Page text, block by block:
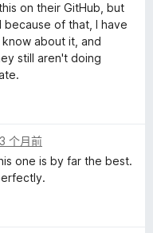
on their GitHub, but
because of that, I have
about it, and
still aren't doing
3 个月前
one is by far the best.